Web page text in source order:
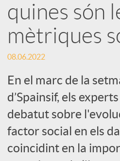
o
c
i
a
l
quines són
mètriques
08.06.2022
En el marc de la
d’Spainsif, els
debatut sobre
factor social en els
coincidint en la